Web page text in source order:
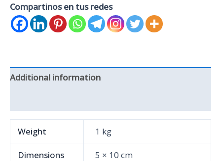
Compartinos en tus redes
Additional information
Weight 1 kg
Dimensions 5 × 10 cm